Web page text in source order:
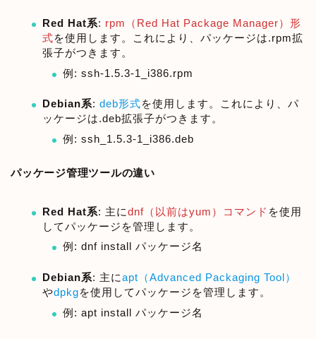
Red Hat系: rpm（Red Hat Package Manager）形
式を使用します。これにより、パッケージは.rpm拡
張子がつきます。
例: ssh-1.5.3-1_i386.rpm
Debian系: deb形式を使用します。これにより、パ
ッケージは.deb拡張子がつきます。
例: ssh_1.5.3-1_i386.deb
パッケージ管理ツールの違い
Red Hat系: 主にdnf（以前はyum）コマンド を使用
してパッケージを管理します。
例: dnf install パッケージ名
Debian系: 主にapt（Advanced Packaging Tool）
やdpkgを使用してパッケージを管理します。
例: apt install パッケージ名